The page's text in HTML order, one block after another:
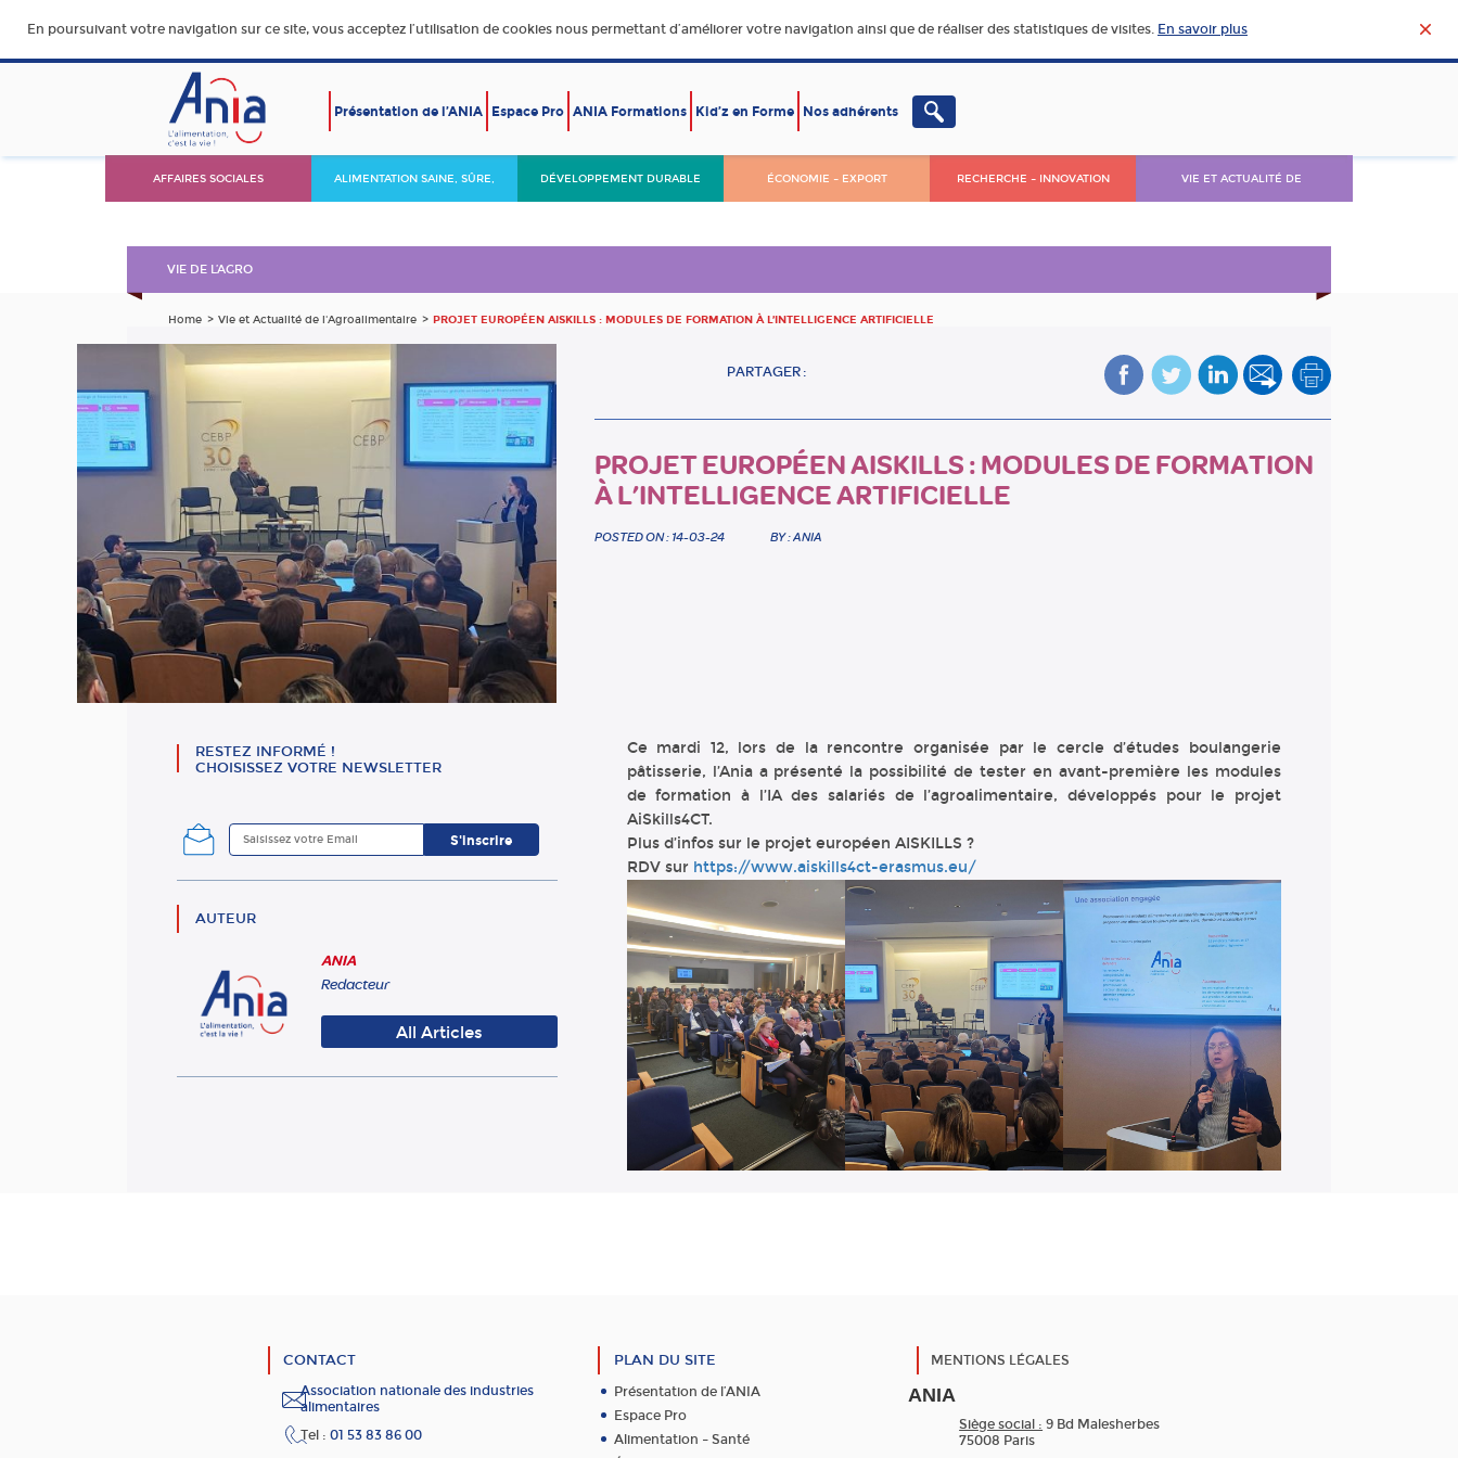
En poursuivant votre navigation sur ce site, vous acceptez l’utilisation de cookies nous permettant d’améliorer votre navigation ainsi que de réaliser des statistiques de visites. En savoir plus
Présentation de l’ANIA Espace Pro ANIA Formations Kid’z en Forme Nos adhérents
AFFAIRES SOCIALES ALIMENTATION SAINE, SÛRE, DÉVELOPPEMENT DURABLE ÉCONOMIE – EXPORT RECHERCHE – INNOVATION VIE ET ACTUALITÉ DE
VIE DE L’AGRO
Home Vie et Actualité de l'Agroalimentaire PROJET EUROPÉEN AISKILLS : MODULES DE FORMATION À L’INTELLIGENCE ARTIFICIELLE
PARTAGER :
PROJET EUROPÉEN AISKILLS : MODULES DE FORMATION
À L’INTELLIGENCE ARTIFICIELLE
POSTED ON : 14-03-24 BY : ANIA
RESTEZ INFORMÉ !
CHOISISSEZ VOTRE NEWSLETTER
AUTEUR
ANIA
Redacteur
All Articles
Ce mardi 12, lors de la rencontre organisée par le cercle d’études boulangerie
pâtisserie, l’Ania a présenté la possibilité de tester en avant-première les modules
de formation à l’IA des salariés de l’agroalimentaire, développés pour le projet
AiSkills4CT.
Plus d’infos sur le projet européen AISKILLS ?
RDV sur https://www.aiskills4ct-erasmus.eu/
CONTACT
Association nationale des industries
alimentaires
Tel : 01 53 83 86 00
PLAN DU SITE
Présentation de l’ANIA
Espace Pro
Alimentation – Santé
MENTIONS LÉGALES
ANIA
Siège social : 9 Bd Malesherbes
75008 Paris